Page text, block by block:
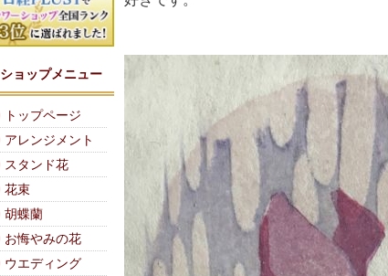
ショップメニュー
トップページ
アレンジメント
スタンド花
花束
胡蝶蘭
お悔やみの花
ウエディング